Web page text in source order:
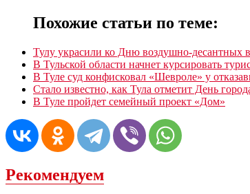
Похожие статьи по теме:
Тулу украсили ко Дню воздушно-десантных
В Тульской области начнет курсировать
В Туле суд конфисковал «Шевроле» у
Стало известно, как Тула отметит День
В Туле пройдет семейный проект «Дом»
Рекомендуем